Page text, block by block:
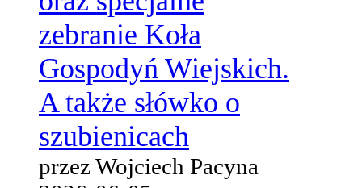
zebranie Koła
Gospodyń Wiejskich.
A także słówko o
szubienicach
przez Wojciech Pacyna